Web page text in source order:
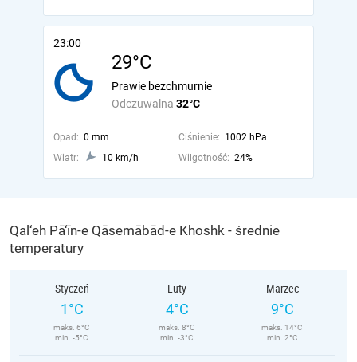
23:00
29°C
Odczuwalna 32°C
Prawie bezchmurnie
Opad: 0 mm Ciśnienie: 1002 hPa
Wiatr:
10 km/h Wilgotność: 24%
Qal‘eh Pā‘īn-e Qāsemābād-e Khoshk - średnie
temperatury
Styczeń
1°C
maks. 6°C
min. -5°C
Luty
4°C
maks. 8°C
min. -3°C
Marzec
9°C
maks. 14°C
min. 2°C